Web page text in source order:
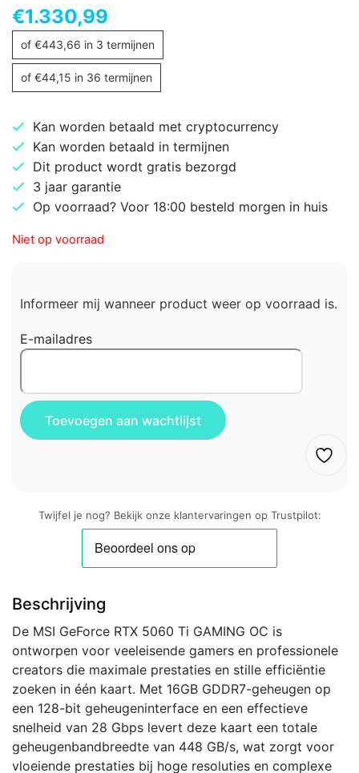
€1.330,99
of €443,66 in 3 termijnen
of €44,15 in 36 termijnen
Kan worden betaald met cryptocurrency
Kan worden betaald in termijnen
Dit product wordt gratis bezorgd
3 jaar garantie
Op voorraad? Voor 18:00 besteld morgen in huis
Niet op voorraad
Informeer mij wanneer product weer op voorraad is.
E-mailadres
Twijfel je nog? Bekijk onze klantervaringen op Trustpilot:
Beschrijving
De MSI GeForce RTX 5060 Ti GAMING OC is
ontworpen voor veeleisende gamers en professionele
creators die maximale prestaties en stille efficiëntie
zoeken in één kaart. Met 16GB GDDR7-geheugen op
een 128-bit geheugeninterface en een effectieve
snelheid van 28 Gbps levert deze kaart een totale
geheugenbandbreedte van 448 GB/s, wat zorgt voor
vloeiende prestaties bij hoge resoluties en complexe